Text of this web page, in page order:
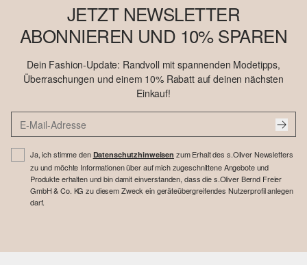
JETZT NEWSLETTER
ABONNIEREN UND 10% SPAREN
Dein Fashion-Update: Randvoll mit spannenden Modetipps,
Überraschungen und einem 10% Rabatt auf deinen nächsten
Einkauf!
Ja, ich stimme den Datenschutzhinweisen zum Erhalt des s.Oliver Newsletters
zu und möchte Informationen über auf mich zugeschnittene Angebote und
Produkte erhalten und bin damit einverstanden, dass die s.Oliver Bernd Freier
GmbH & Co. KG zu diesem Zweck ein geräteübergreifendes Nutzerprofil anlegen
darf.